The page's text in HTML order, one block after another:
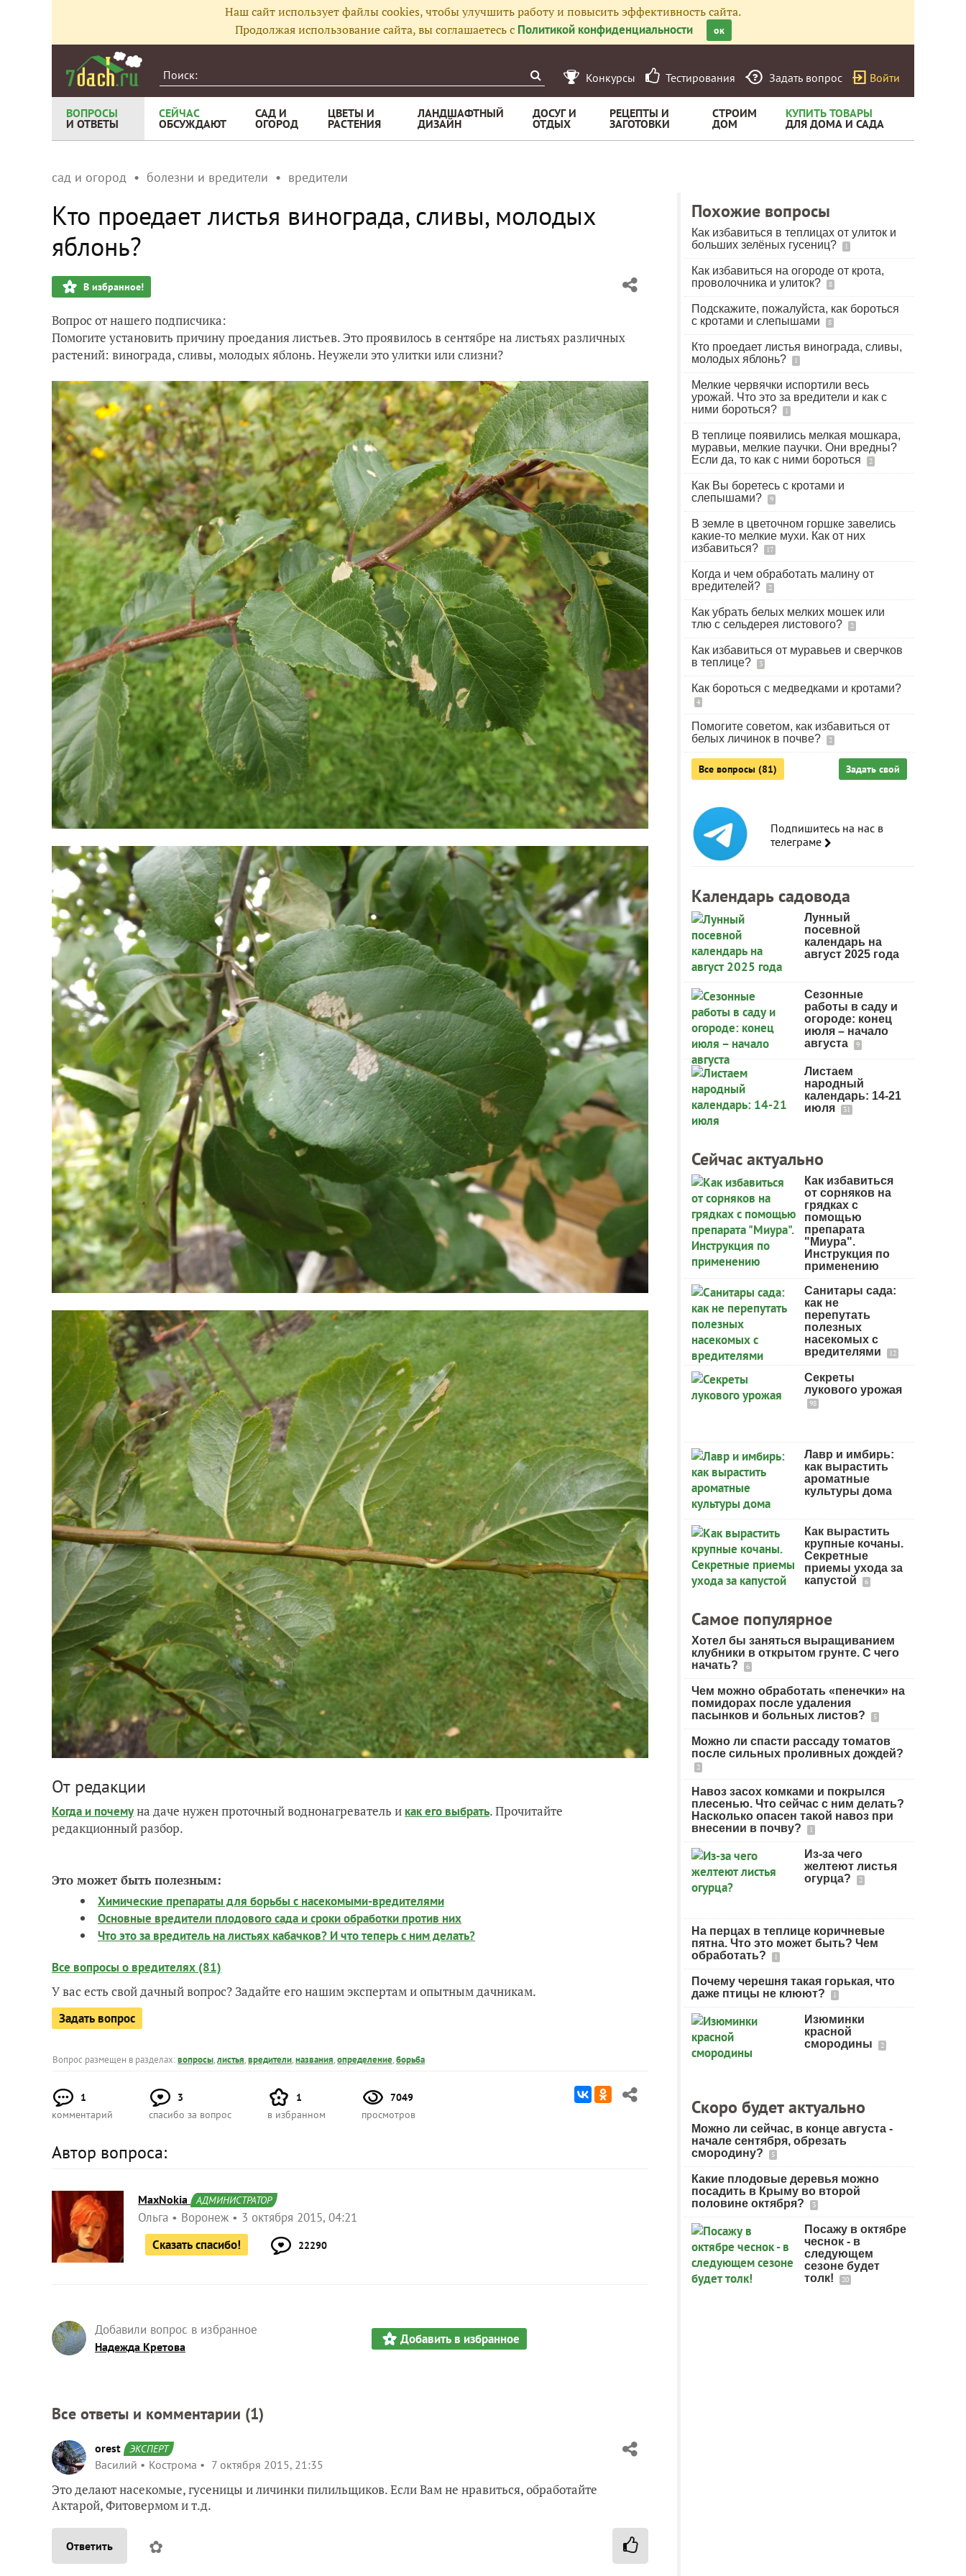
Наш сайт использует файлы cookies, чтобы улучшить работу и повысить эффективность сайта.
Продолжая использование сайта, вы соглашаетесь с Политикой конфиденциальности ок
Конкурсы Тестирования Задать вопрос Войти
ВОПРОСЫ
И ОТВЕТЫ
СЕЙЧАС
ОБСУЖДАЮТ
САД И
ОГОРОД
ЦВЕТЫ И
РАСТЕНИЯ
ЛАНДШАФТНЫЙ
ДИЗАЙН
ДОСУГ И
ОТДЫХ
РЕЦЕПТЫ И
ЗАГОТОВКИ
СТРОИМ
ДОМ
КУПИТЬ ТОВАРЫ
ДЛЯ ДОМА И САДА
сад и огород болезни и вредители вредители
Кто проедает листья винограда, сливы, молодых
яблонь?
В избранное!
Вопрос от нашего подписчика:
Помогите установить причину проедания листьев. Это проявилось в сентябре на листьях различных
растений: винограда, сливы, молодых яблонь. Неужели это улитки или слизни?
От редакции
Когда и почемуна даче нужен проточный воднонагреватель и как его выбрать. Прочитайте
редакционный разбор.
Это может быть полезным:
Химические препараты для борьбы с насекомыми-вредителями
Основные вредители плодового сада и сроки обработки против них
Что это за вредитель на листьях кабачков? И что теперь с ним делать?
Все вопросы о вредителях (81)
У вас есть свой дачный вопрос? Задайте его нашим экспертам и опытным дачникам.
Задать вопрос
Вопрос размещен в разделах:вопросы,листья,вредители,названия,определение,борьба
1
комментарий
3
спасибо за вопрос
1
в избранном
7049
просмотров
Автор вопроса:
MaxNokia АДМИНИСТРАТОР
Ольга Воронеж
3 октября 2015, 04:21
Сказать спасибо!
22290
Добавили вопрос в избранное
Надежда Кретова Добавить в избранное
Все ответы и комментарии (1)
orest ЭКСПЕРТ
Василий Кострома 7 октября 2015, 21:35
Это делают насекомые, гусеницы и личинки пилильщиков. Если Вам не нравиться, обработайте
Актарой, Фитовермом и т.д.
Ответить ✿
Похожие вопросы
Как избавиться в теплицах от улиток и
больших зелёных гусениц?
1
Как избавиться на огороде от крота,
проволочника и улиток?
8
Подскажите, пожалуйста, как бороться
с кротами и слепышами
8
Кто проедает листья винограда, сливы,
молодых яблонь?
1
Мелкие червячки испортили весь
урожай. Что это за вредители и как с
ними бороться?
1
В теплице появились мелкая мошкара,
муравьи, мелкие паучки. Они вредны?
Если да, то как с ними бороться
2
Как Вы боретесь с кротами и
слепышами?
9
В земле в цветочном горшке завелись
какие-то мелкие мухи. Как от них
избавиться?
17
Когда и чем обработать малину от
вредителей?
2
Как убрать белых мелких мошек или
тлю с сельдерея листового?
2
Как избавиться от муравьев и сверчков
в теплице?
3
Как бороться с медведками и кротами?
4
Помогите советом, как избавиться от
белых личинок в почве?
2
Все вопросы (81) Задать свой
Подпишитесь на нас в
телеграме
Календарь садовода
Лунный
посевной
календарь на
август 2025 года
Сезонные
работы в саду и
огороде: конец
июля – начало
августа
9
Листаем
народный
календарь: 14-21
июля
31
Сейчас актуально
Как избавиться
от сорняков на
грядках с
помощью
препарата
"Миура".
Инструкция по
применению
Санитары сада:
как не
перепутать
полезных
насекомых с
вредителями
12
Секреты
лукового урожая
98
Лавр и имбирь:
как вырастить
ароматные
культуры дома
Как вырастить
крупные кочаны.
Секретные
приемы ухода за
капустой
6
Самое популярное
Хотел бы заняться выращиванием
клубники в открытом грунте. С чего
начать?
6
Чем можно обработать «пенечки» на
помидорах после удаления
пасынков и больных листов?
5
Можно ли спасти рассаду томатов
после сильных проливных дождей?
2
Навоз засох комками и покрылся
плесенью. Что сейчас с ним делать?
Насколько опасен такой навоз при
внесении в почву?
1
Из-за чего
желтеют листья
огурца?
2
На перцах в теплице коричневые
пятна. Что это может быть? Чем
обработать?
1
Почему черешня такая горькая, что
даже птицы не клюют?
1
Изюминки
красной
смородины
2
Скоро будет актуально
Можно ли сейчас, в конце августа -
начале сентября, обрезать
смородину?
5
Какие плодовые деревья можно
посадить в Крыму во второй
половине октября?
3
Посажу в октябре
чеснок - в
следующем
сезоне будет
толк!
20